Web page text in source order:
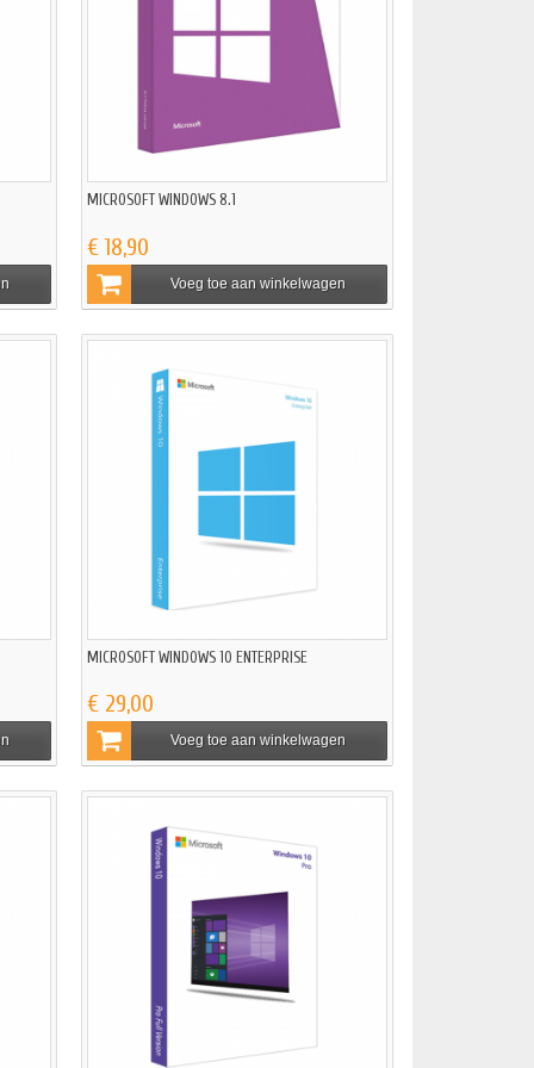
MICROSOFT WINDOWS 8.1
€ 18,90
Voeg toe aan winkelwagen
MICROSOFT WINDOWS 10 ENTERPRISE
€ 29,00
Voeg toe aan winkelwagen